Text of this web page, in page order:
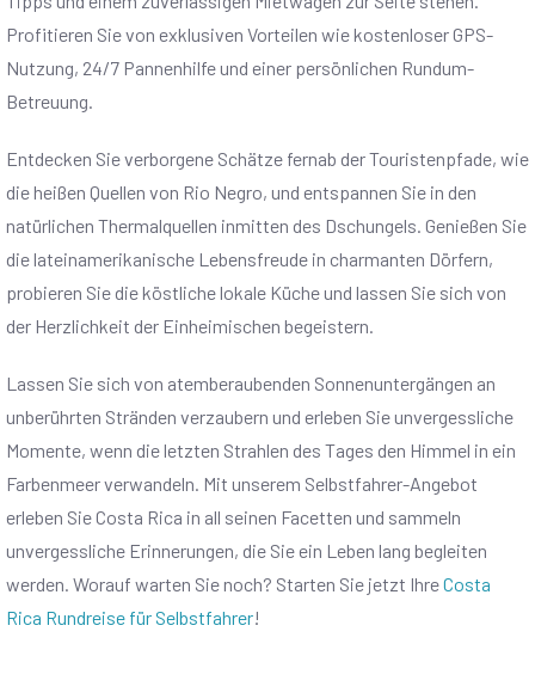
Profitieren Sie von exklusiven Vorteilen wie kostenloser GPS-
Nutzung, 24/7 Pannenhilfe und einer persönlichen Rundum-
Betreuung.
Entdecken Sie verborgene Schätze fernab der Touristenpfade, wie
die heißen Quellen von Rio Negro, und entspannen Sie in den
natürlichen Thermalquellen inmitten des Dschungels. Genießen Sie
die lateinamerikanische Lebensfreude in charmanten Dörfern,
probieren Sie die köstliche lokale Küche und lassen Sie sich von
der Herzlichkeit der Einheimischen begeistern.
Lassen Sie sich von atemberaubenden Sonnenuntergängen an
unberührten Stränden verzaubern und erleben Sie unvergessliche
Momente, wenn die letzten Strahlen des Tages den Himmel in ein
Farbenmeer verwandeln. Mit unserem Selbstfahrer-Angebot
erleben Sie Costa Rica in all seinen Facetten und sammeln
unvergessliche Erinnerungen, die Sie ein Leben lang begleiten
werden. Worauf warten Sie noch? Starten Sie jetzt IhreCosta
Rica Rundreise für Selbstfahrer!